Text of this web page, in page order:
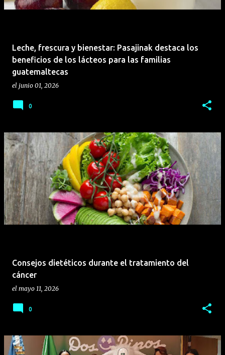
Leche, frescura y bienestar: Pasajinak destaca los
beneficios de los lácteos para las familias
guatemaltecas
el junio 01, 2026
0
Consejos dietéticos durante el tratamiento del
cáncer
el mayo 11, 2026
0